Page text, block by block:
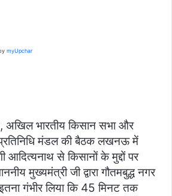
myUpchar
अखिल भारतीय किसान सभा और
मंडल की बैठक लखनऊ में
आदित्यनाथ से किसानों के मुद्दों पर
मुख्यमंत्री जी द्वारा गौतमबुद्ध नगर
गंभीर लिया कि 45 मिनट तक